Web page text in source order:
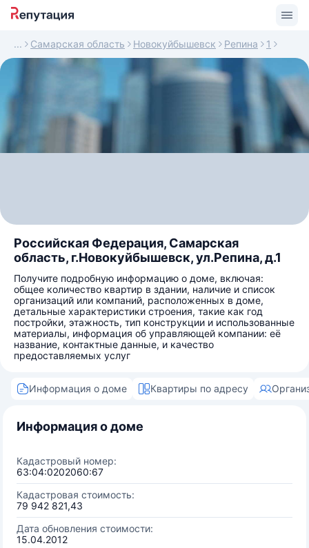
Самарская область Новокуйбышевск Репина 1
Российская Федерация, Самарская
область, г.Новокуйбышевск, ул.Репина, д.1
Получите подробную информацию о доме, включая:
общее количество квартир в здании, наличие и список
организаций или компаний, расположенных в доме,
детальные характеристики строения, такие как год
постройки, этажность, тип конструкции и использованные
материалы, информация об управляющей компании: её
название, контактные данные, и качество
предоставляемых услуг
Информация о доме Квартиры по адресу
Информация о доме
Кадастровый номер:
63:04:0202060:67
Кадастровая стоимость:
79 942 821,43
Дата обновления стоимости:
15.04.2012